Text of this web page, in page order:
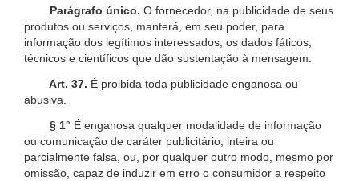
Parágrafo único. O fornecedor, na publicidade de seus
produtos ou serviços, manterá, em seu poder, para
informação dos legítimos interessados, os dados fáticos,
técnicos e científicos que dão sustentação à mensagem.
Art. 37. É proibida toda publicidade enganosa ou
abusiva.
§ 1° É enganosa qualquer modalidade de informação
ou comunicação de caráter publicitário, inteira ou
parcialmente falsa, ou, por qualquer outro modo, mesmo por
omissão, capaz de induzir em erro o consumidor a respeito